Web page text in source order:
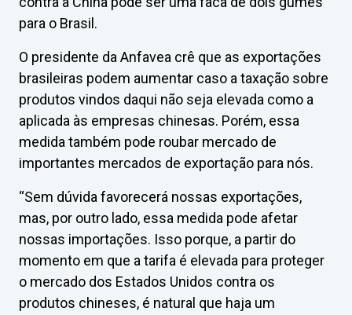
para o Brasil.
O presidente da Anfavea crê que as exportações
brasileiras podem aumentar caso a taxação sobre
produtos vindos daqui não seja elevada como a
aplicada às empresas chinesas. Porém, essa
medida também pode roubar mercado de
importantes mercados de exportação para nós.
“Sem dúvida favorecerá nossas exportações,
mas, por outro lado, essa medida pode afetar
nossas importações. Isso porque, a partir do
momento em que a tarifa é elevada para proteger
o mercado dos Estados Unidos contra os
produtos chineses, é natural que haja um